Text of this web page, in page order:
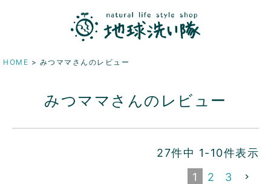
HOME みつママさんのレビュー
みつママさんのレビュー
27件中 1-10件表示
1
2 3